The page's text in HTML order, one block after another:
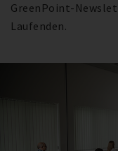
GreenPoint-
Laufenden.